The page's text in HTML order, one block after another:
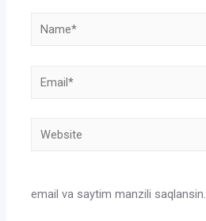
Name*
Email*
Website
email va saytim manzili saqlansin.